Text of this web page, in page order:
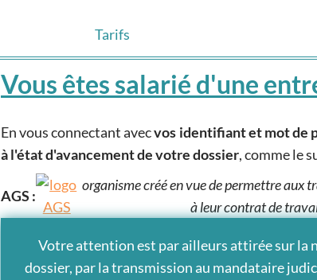
Tarifs
Vous êtes salarié d'une
En vous connectant avecvos identifiant et mot de
à l'état d'avancement de votre dossier, comme le
AGS :
organisme créé en vue de permettre aux
à leur contrat de
Votre attention est par ailleurs attirée sur la
dossier, par la transmission au mandataire